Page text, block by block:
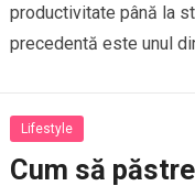
productivitate până la
precedentă este unul
Lifestyle
Cum să